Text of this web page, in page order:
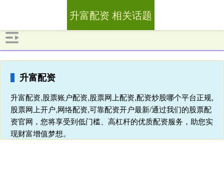
升富配资
升富配资,股票账户配资,股票网上配资,配资炒股哪个平台正规,
股票网上开户,网络配资,可靠配资开户最新/通过我们的股票配
资官网，您将享受到低门槛、高杠杆的优质配资服务，助您实
现财富增值梦想。
升富配资 相关话题